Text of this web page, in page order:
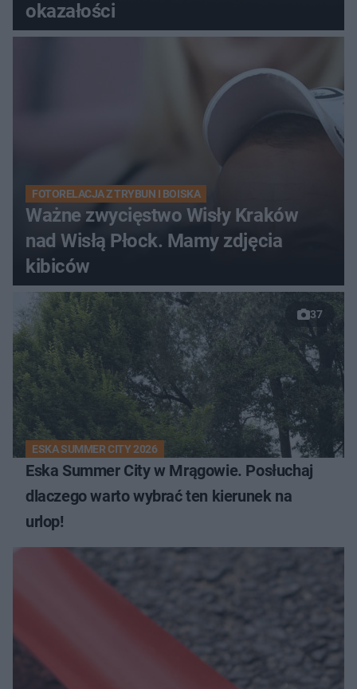
okazałości
FOTORELACJA Z TRYBUN I BOISKA
Ważne zwycięstwo Wisły Kraków
nad Wisłą Płock. Mamy zdjęcia
kibiców
37
ESKA SUMMER CITY 2026
Eska Summer City w Mrągowie. Posłuchaj
dlaczego warto wybrać ten kierunek na
urlop!